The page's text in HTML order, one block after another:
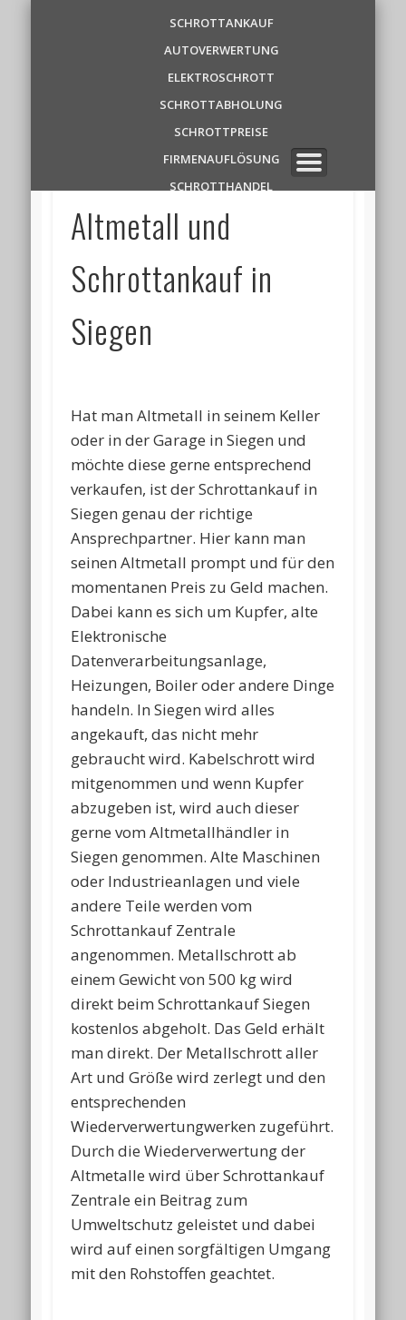
Schrottankauf
Zentrale
✆ 0 1 5 2 1 7 8 6 3 9 1 1
SCHROTTANKAUF
AUTOVERWERTUNG
ELEKTROSCHROTT
SCHROTTABHOLUNG
SCHROTTPREISE
FIRMENAUFLÖSUNG
SCHROTTHANDEL
Altmetall und
Schrottankauf in
Siegen
Hat man Altmetall in seinem Keller
oder in der Garage in Siegen und
möchte diese gerne entsprechend
verkaufen, ist der Schrottankauf in
Siegen genau der richtige
Ansprechpartner. Hier kann man
seinen Altmetall prompt und für den
momentanen Preis zu Geld machen.
Dabei kann es sich um Kupfer, alte
Elektronische
Datenverarbeitungsanlage,
Heizungen, Boiler oder andere Dinge
handeln. In Siegen wird alles
angekauft, das nicht mehr
gebraucht wird. Kabelschrott wird
mitgenommen und wenn Kupfer
abzugeben ist, wird auch dieser
gerne vom Altmetallhändler in
Siegen genommen. Alte Maschinen
oder Industrieanlagen und viele
andere Teile werden vom
Schrottankauf Zentrale
angenommen. Metallschrott ab
einem Gewicht von 500 kg wird
direkt beim Schrottankauf Siegen
kostenlos abgeholt. Das Geld erhält
man direkt. Der Metallschrott aller
Art und Größe wird zerlegt und den
entsprechenden
Wiederverwertungwerken zugeführt.
Durch die Wiederverwertung der
Altmetalle wird über Schrottankauf
Zentrale ein Beitrag zum
Umweltschutz geleistet und dabei
wird auf einen sorgfältigen Umgang
mit den Rohstoffen geachtet.